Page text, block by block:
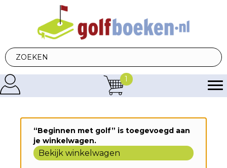
1
“Beginnen met golf” is toegevoegd aan
je winkelwagen.
Bekijk winkelwagen